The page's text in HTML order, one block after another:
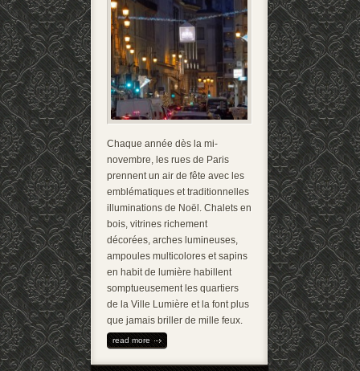
Chaque année dès la mi-
novembre, les rues de Paris
prennent un air de fête avec les
emblématiques et traditionnelles
illuminations de Noël. Chalets en
bois, vitrines richement
décorées, arches lumineuses,
ampoules multicolores et sapins
en habit de lumière habillent
somptueusement les quartiers
de la Ville Lumière et la font plus
que jamais briller de mille feux.
read more